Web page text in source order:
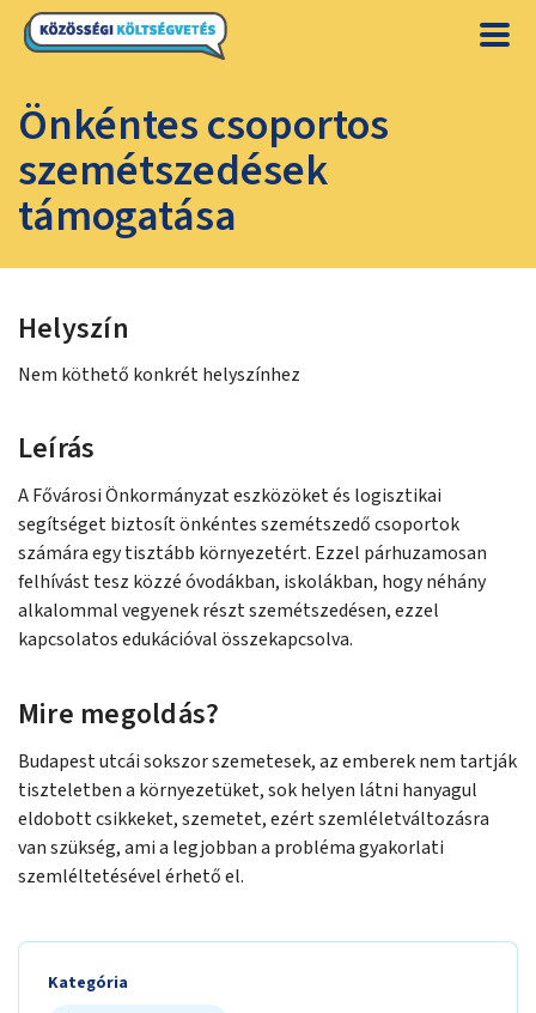
Önkéntes csoportos
szemétszedések
támogatása
Helyszín
Nem köthető konkrét helyszínhez
Leírás
A Fővárosi Önkormányzat eszközöket és logisztikai
segítséget biztosít önkéntes szemétszedő csoportok
számára egy tisztább környezetért. Ezzel párhuzamosan
felhívást tesz közzé óvodákban, iskolákban, hogy néhány
alkalommal vegyenek részt szemétszedésen, ezzel
kapcsolatos edukációval összekapcsolva.
Mire megoldás?
Budapest utcái sokszor szemetesek, az emberek nem tartják
tiszteletben a környezetüket, sok helyen látni hanyagul
eldobott csikkeket, szemetet, ezért szemléletváltozásra
van szükség, ami a legjobban a probléma gyakorlati
szemléltetésével érhető el.
Kategória